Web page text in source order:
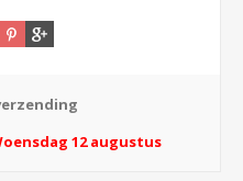
12 augustus